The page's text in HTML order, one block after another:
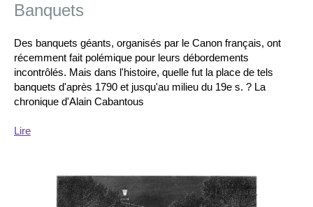
Banquets
Des banquets géants, organisés par le Canon français, ont
récemment fait polémique pour leurs débordements
incontrôlés. Mais dans l'histoire, quelle fut la place de tels
banquets d'après 1790 et jusqu'au milieu du 19e s. ? La
chronique d'Alain Cabantous
Lire